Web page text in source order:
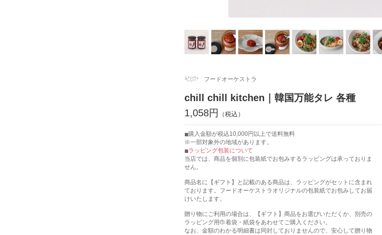
フードオーケストラ
chill chill kitchen｜韓国万能タレ 各種
1,058円
購入金額が税込10,000円以上で送料無料
※一部対象外の地域があります。
ラッピング包装について
当店では、商品を個別に包装紙でお包みするラッピングは承っておりま
せん。
商品名に【ギフト】と記載のある商品は、ラッピングがセットに含まれ
ております。フードオーケストラオリジナルの包装紙でお包みしてお届
けいたします。
贈り物にご利用の場合は、【ギフト】商品をお選びいただくか、別売の
ラッピング用巾着袋・紙袋をあわせてご購入ください。
なお、金額のわかる明細書は同封しておりませんので、安心して贈り物